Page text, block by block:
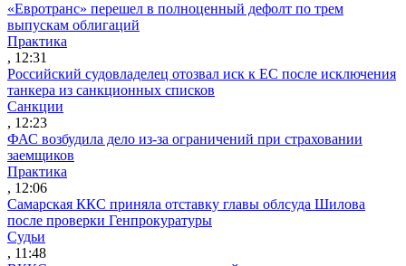
«Евротранс» перешел в полноценный дефолт по трем
выпускам облигаций
Практика
, 12:31
Российский судовладелец отозвал иск к ЕС после исключения
танкера из санкционных списков
Санкции
, 12:23
ФАС возбудила дело из-за ограничений при страховании
заемщиков
Практика
, 12:06
Самарская ККС приняла отставку главы облсуда Шилова
после проверки Генпрокуратуры
Судьи
, 11:48